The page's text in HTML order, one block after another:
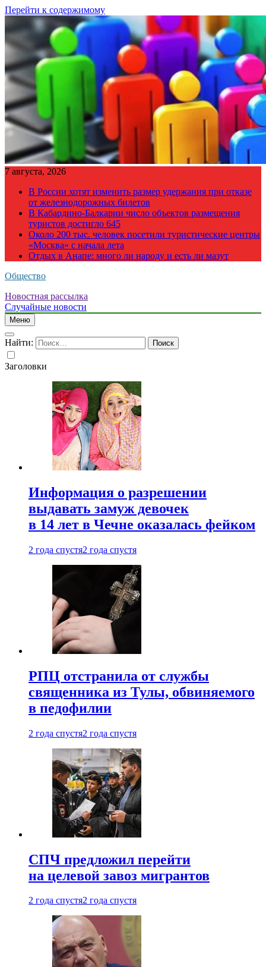
Перейти к содержимому
7 августа, 2026
В России хотят изменить размер удержания при отказе
от железнодорожных билетов
В Кабардино-Балкарии число объектов размещения
туристов достигло 645
Около 200 тыс. человек посетили туристические центры
«Москва» с начала лета
Отдых в Анапе: много ли народу и есть ли мазут
Общество
Новостная рассылка
Случайные новости
Меню
Найти:
Заголовки
Информация о разрешении
выдавать замуж девочек
в 14 лет в Чечне оказалась фейком
2 года спустя2 года спустя
РПЦ отстранила от службы
священника из Тулы, обвиняемого
в педофилии
2 года спустя2 года спустя
СПЧ предложил перейти
на целевой завоз мигрантов
2 года спустя2 года спустя